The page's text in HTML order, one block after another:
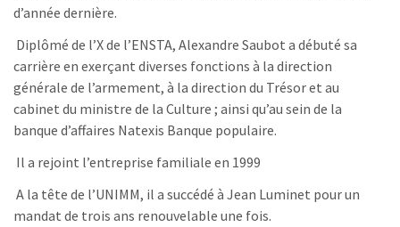
d’année dernière.
Diplômé de l’X de l’ENSTA, Alexandre Saubot a débuté sa
carrière en exerçant diverses fonctions à la direction
générale de l’armement, à la direction du Trésor et au
cabinet du ministre de la Culture ; ainsi qu’au sein de la
banque d’affaires Natexis Banque populaire.
Il a rejoint l’entreprise familiale en 1999
A la tête de l’UNIMM, il a succédé à Jean Luminet pour un
mandat de trois ans renouvelable une fois.